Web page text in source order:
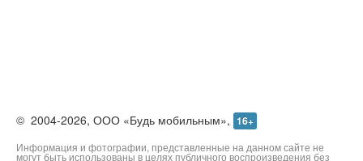
©2004-2026,ООО «Будь мобильным», 16+